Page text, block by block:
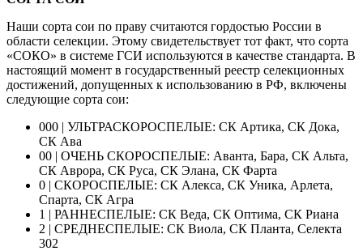
Наши сорта сои по праву считаются гордостью России в
области селекции. Этому свидетельствует тот факт, что сорта
«СОКО» в системе ГСИ используются в качестве стандарта. В
настоящий момент в государственный реестр селекционных
достижений, допущенных к использованию в РФ, включены
следующие сорта сои:
000 | УЛЬТРАСКОРОСПЕЛЫЕ: СК Артика, СК Дока,
СК Ава
00 | ОЧЕНЬ СКОРОСПЕЛЫЕ: Аванта, Бара, СК Альта,
СК Аврора, СК Руса, СК Элана, СК Фарта
0 | СКОРОСПЕЛЫЕ: СК Алекса, СК Уника, Арлета,
Спарта, СК Агра
1 | РАННЕСПЕЛЫЕ: СК Веда, СК Оптима, СК Риана
2 | СРЕДНЕСПЕЛЫЕ: СК Виола, СК Планта, Селекта
302